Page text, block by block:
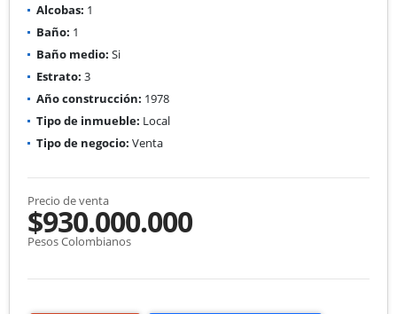
Alcobas: 1
Baño: 1
Baño medio: Si
Estrato: 3
Año construcción: 1978
Tipo de inmueble: Local
Tipo de negocio: Venta
Precio de venta
$930.000.000
Pesos Colombianos